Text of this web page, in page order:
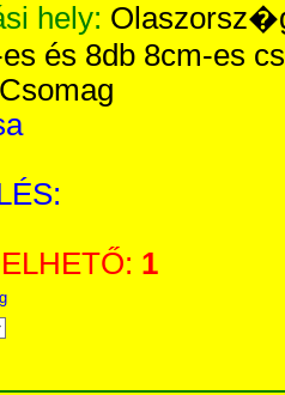
hely:
és 8db 8cm-es
1